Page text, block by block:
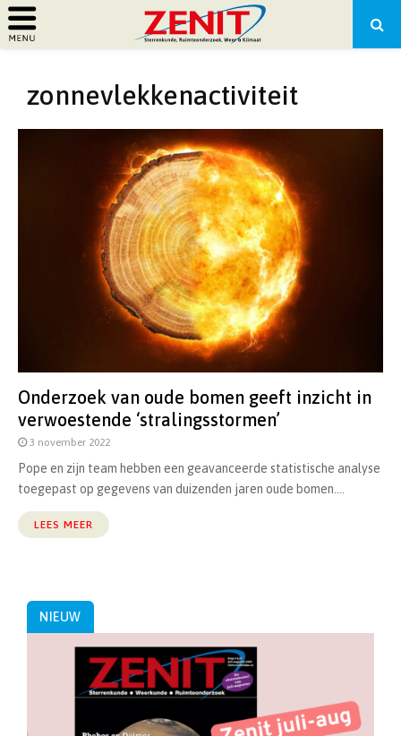
PRIMARY
MENU
zonnevlekkenactiviteit
Onderzoek van oude bomen geeft inzicht in
verwoestende ‘stralingsstormen’
3 november 2022
Pope en zijn team hebben een geavanceerde statistische analyse
toegepast op gegevens van duizenden jaren oude bomen....
LEES MEER
NIEUW